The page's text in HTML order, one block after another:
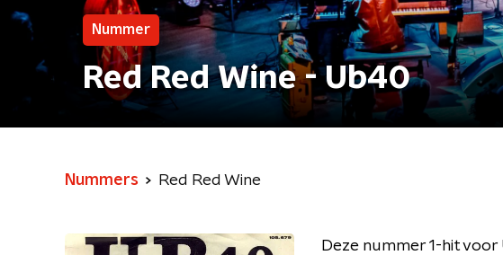
Nummer
Red Red Wine - Ub40
Nummers Red Red Wine
Deze nummer 1-hit